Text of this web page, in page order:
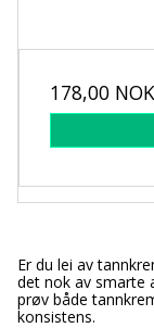
178,00 NOK
Er du lei av
det nok av smarte
prøv både
konsistens.